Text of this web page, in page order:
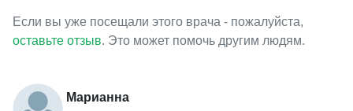
Если вы уже посещали этого врача - пожалуйста,
оставьте отзыв. Это может помочь другим людям.
Марианна